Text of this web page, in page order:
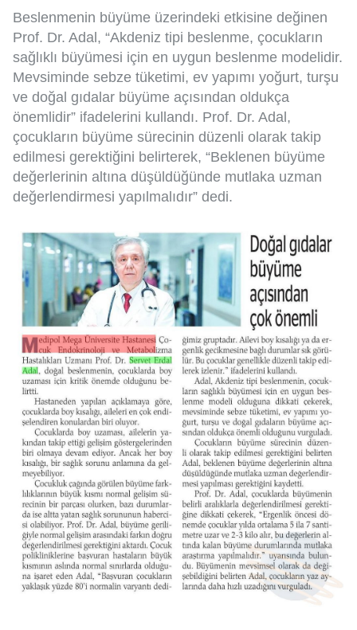
Beslenmenin büyüme üzerindeki etkisine değinen
Prof. Dr. Adal, “Akdeniz tipi beslenme, çocukların
sağlıklı büyümesi için en uygun beslenme modelidir.
Mevsiminde sebze tüketimi, ev yapımı yoğurt, turşu
ve doğal gıdalar büyüme açısından oldukça
önemlidir” ifadelerini kullandı. Prof. Dr. Adal,
çocukların büyüme sürecinin düzenli olarak takip
edilmesi gerektiğini belirterek, “Beklenen büyüme
değerlerinin altına düşüldüğünde mutlaka uzman
değerlendirmesi yapılmalıdır” dedi.